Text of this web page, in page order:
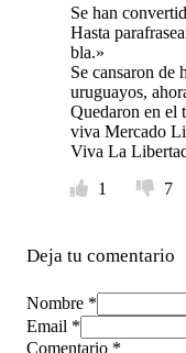
Se han
Hasta
bla.»
Se cansaron de
uruguayos,
Quedaron en el
viva Mercado
Viva La
1
7
Deja tu comentario
Nombre *
Email *
Comentario *